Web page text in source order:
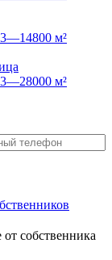
м²
м²
собственника